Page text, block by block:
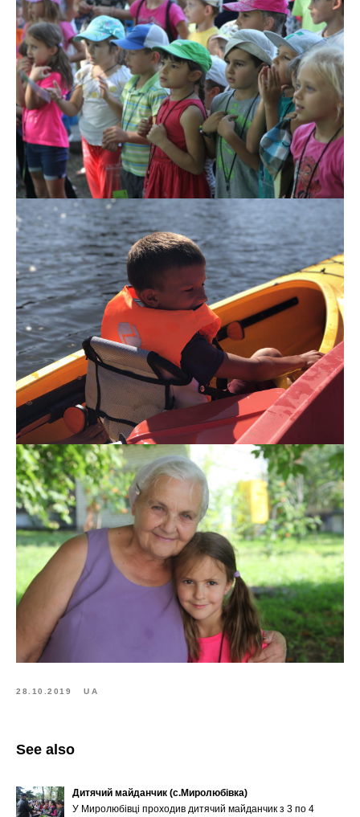
28.10.2019 UA
See also
Дитячий майданчик (с.Миролюбівка)
У Миролюбівці проходив дитячий майданчик з 3 по 4